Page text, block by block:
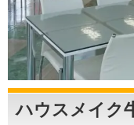
ハウスメイク